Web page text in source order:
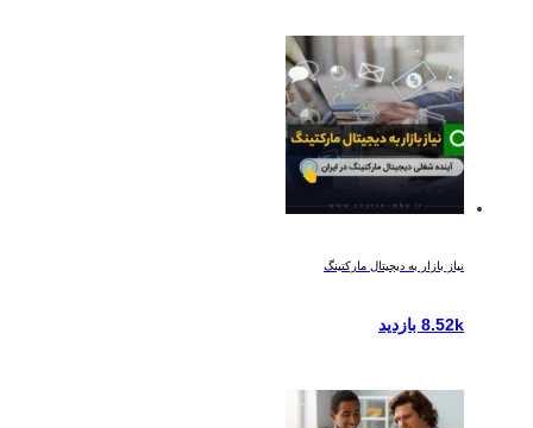
نیاز بازار به دیجیتال مارکتینگ
8.52k بازدید